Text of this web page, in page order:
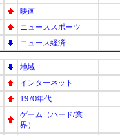
映画
ニューススポーツ
ニュース経済
地域
インターネット
1970年代
ゲーム（ハード/業
界）